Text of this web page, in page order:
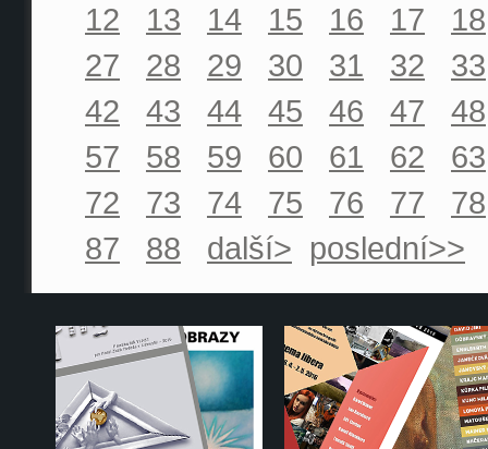
12
13 14 15 16 17
18
27
28 29 30 31 32
33
42
43 44 45 46 47
48
57
58 59 60 61 62
63
72
73 74 75 76 77
78
87
88 další> poslední>>